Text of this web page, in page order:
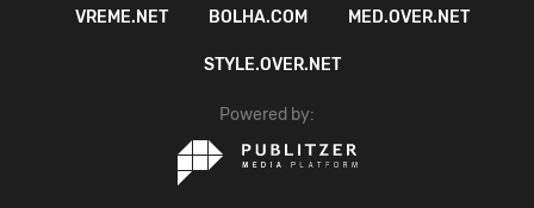
VREME.NET
BOLHA.COM MED.OVER.NET
STYLE.OVER.NET
Powered by: